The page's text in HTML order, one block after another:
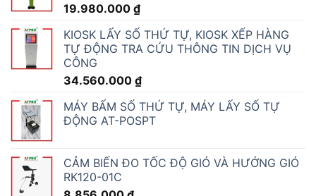
19.980.000 ₫
KIOSK LẤY SỐ THỨ TỰ, KIOSK XẾP HÀNG
TỰ ĐỘNG TRA CỨU THÔNG TIN DỊCH VỤ
CÔNG
34.560.000 ₫
MÁY BẤM SỐ THỨ TỰ, MÁY LẤY SỐ TỰ
ĐỘNG AT-POSPT
CẢM BIẾN ĐO TỐC ĐỘ GIÓ VÀ HƯỚNG GIÓ
RK120-01C